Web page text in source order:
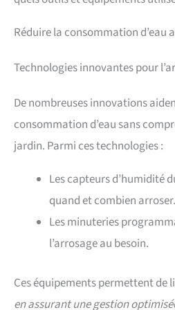
Réduire la consommation d’eau
Technologies innovantes pour
De nombreuses innovations
consommation d’eau sans
jardin. Parmi ces technologies :
Les capteurs d’humidité
quand et combien arroser.
Les minuteries
l’arrosage au besoin.
Ces équipements permettent de
en assurant une gestion